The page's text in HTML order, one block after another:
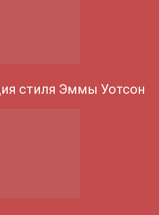
стиля Эммы Уотсон